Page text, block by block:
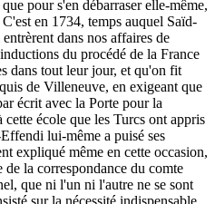
pour s'en débarraser elle-même,
en 1734, temps auquel Saïd-
dans nos affaires de
du procédé de la France
dans tout leur jour, et qu'on fit
de Villeneuve, en exigeant que
écrit avec la Porte pour la
école que les Turcs ont appris
lui-même a puisé ses
expliqué même en cette occasion,
la correspondance du comte
que ni l'un ni l'autre ne se sont
sur la nécessité indispensable